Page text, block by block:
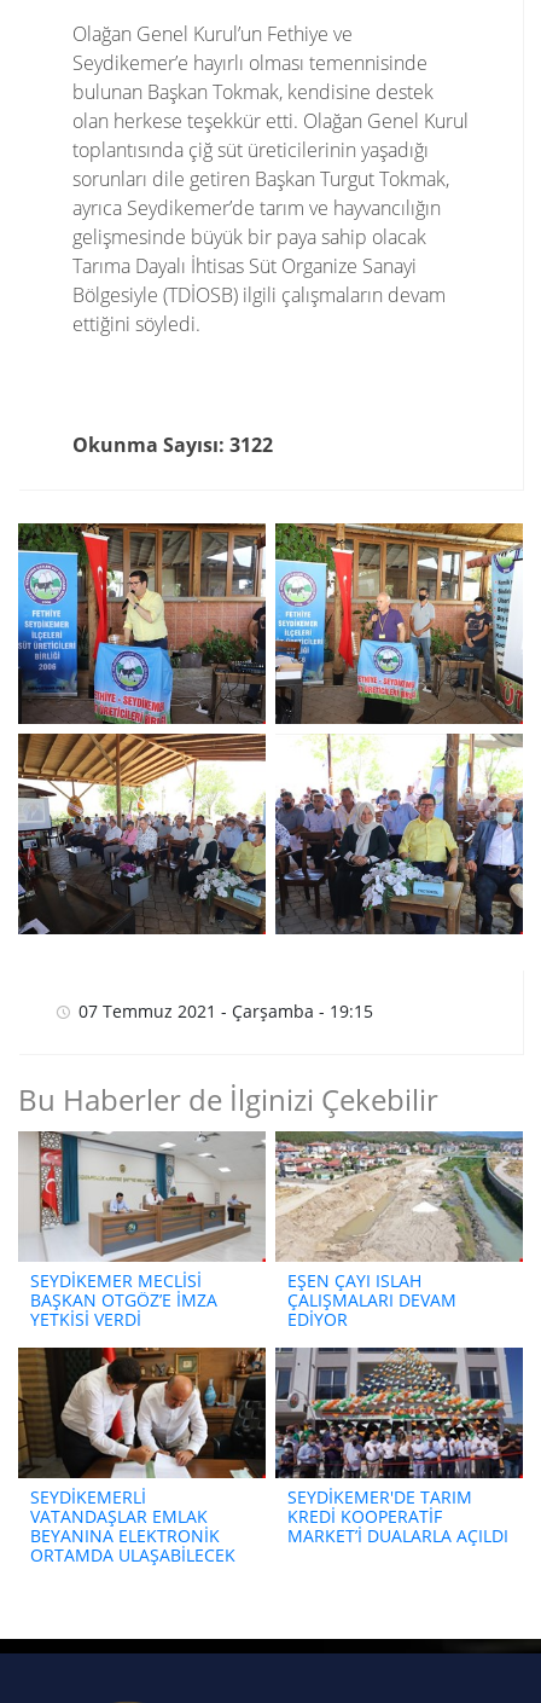
Olağan Genel Kurul’un Fethiye ve
Seydikemer’e hayırlı olması temennisinde
bulunan Başkan Tokmak, kendisine destek
olan herkese teşekkür etti. Olağan Genel Kurul
toplantısında çiğ süt üreticilerinin yaşadığı
sorunları dile getiren Başkan Turgut Tokmak,
ayrıca Seydikemer’de tarım ve hayvancılığın
gelişmesinde büyük bir paya sahip olacak
Tarıma Dayalı İhtisas Süt Organize Sanayi
Bölgesiyle (TDİOSB) ilgili çalışmaların devam
ettiğini söyledi.
Okunma Sayısı: 3122
07 Temmuz 2021 - Çarşamba - 19:15
Bu Haberler de İlginizi Çekebilir
SEYDİKEMER MECLİSİ
BAŞKAN OTGÖZ’E İMZA
YETKİSİ VERDİ
EŞEN ÇAYI ISLAH
ÇALIŞMALARI DEVAM
EDİYOR
SEYDİKEMERLİ
VATANDAŞLAR EMLAK
BEYANINA ELEKTRONİK
ORTAMDA ULAŞABİLECEK
SEYDİKEMER'DE TARIM
KREDİ KOOPERATİF
MARKET’İ DUALARLA AÇILDI